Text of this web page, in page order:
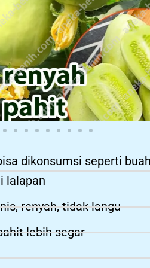
dikonsumsi seperti
lalapan
renyah, tidak langu
lebih segar